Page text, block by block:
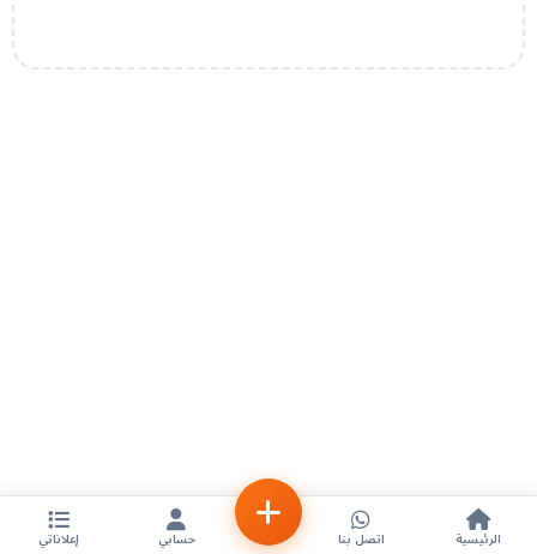
الرئيسية اتصل بنا حسابي إعلاناتي